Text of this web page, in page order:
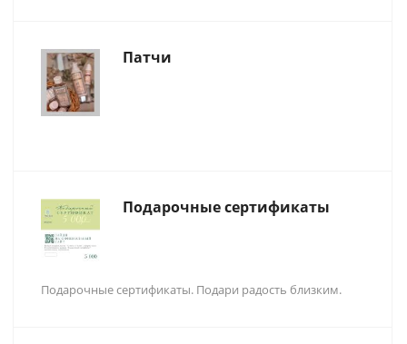
Патчи
Подарочные сертификаты
Подарочные сертификаты. Подари радость близким.